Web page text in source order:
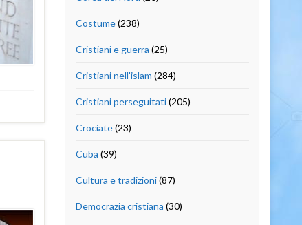
Costume(238)
Cristiani e guerra (25)
Cristiani nell'islam (284)
Cristiani perseguitati(205)
Crociate(23)
Cuba (39)
Cultura e tradizioni(87)
Democrazia cristiana (30)